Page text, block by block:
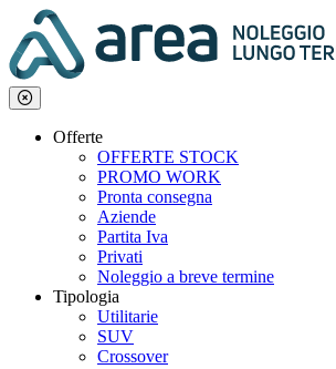
Offerte
OFFERTE STOCK
PROMO WORK
Pronta consegna
Aziende
Partita Iva
Privati
Noleggio a breve termine
Tipologia
Utilitarie
SUV
Crossover